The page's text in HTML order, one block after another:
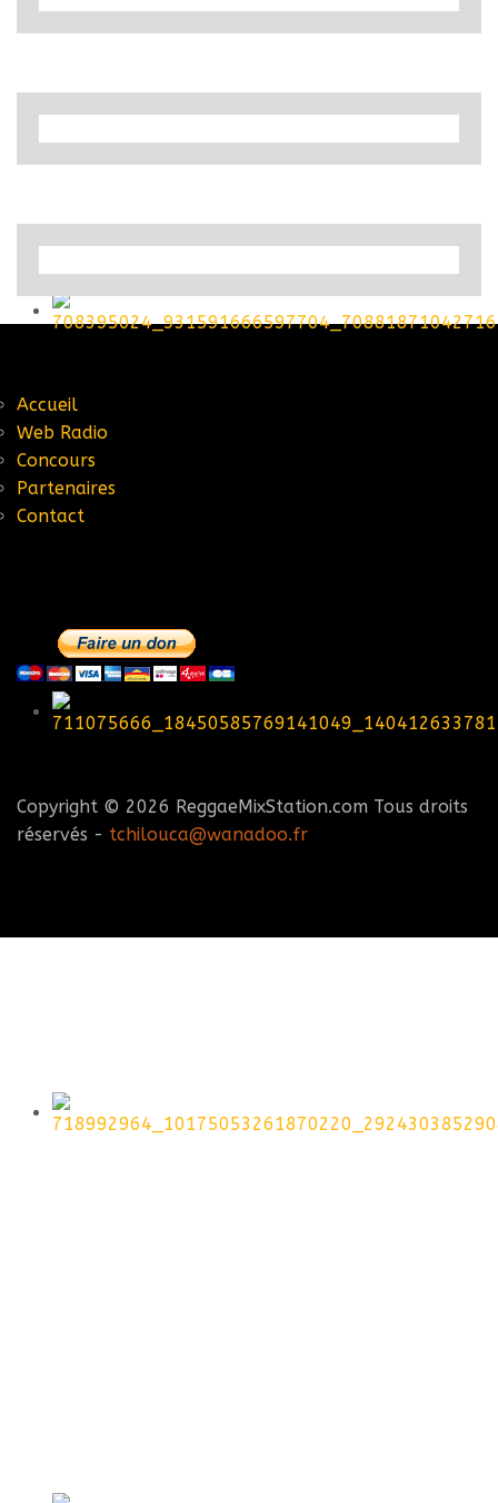
Accueil
Web Radio
Concours
Partenaires
Contact
Copyright © 2026 ReggaeMixStation.com Tous droits
réservés - tchilouca@wanadoo.fr